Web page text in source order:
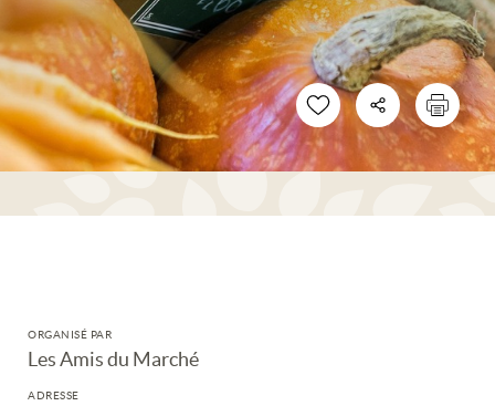
ORGANISÉ PAR
Les Amis du Marché
ADRESSE